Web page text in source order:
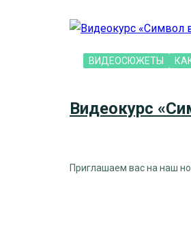
ВИДЕОСЮЖЕТЫ
Видеокурс
Приглашаем вас на наш